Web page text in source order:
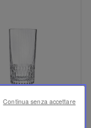
Continua senza accettare